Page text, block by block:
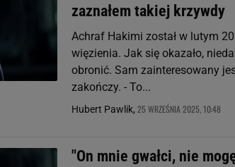
zaznałem takiej krzywdy
Achraf Hakimi został w lutym
więzienia. Jak się okazało,
obronić. Sam zainteresowany
zakończy. - To...
Hubert Pawlik, 25 WRZEŚNIA 2025, 10:48
"On mnie gwałci, nie